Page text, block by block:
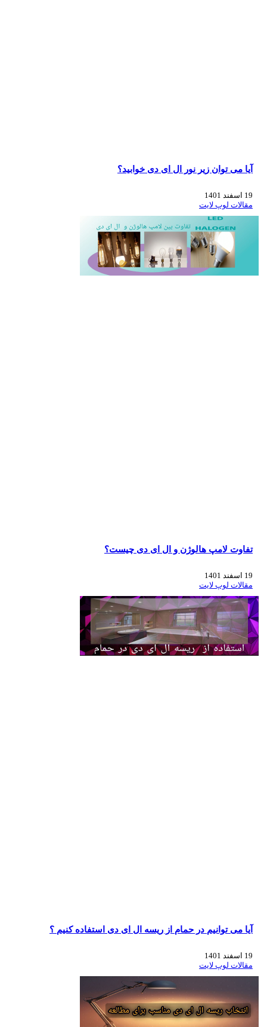
آیا می توان زیر نور ال ای دی خوابید؟
19 اسفند 1401
مقالات لوپ لایت
تفاوت لامپ هالوژن و ال ای دی چیست؟
19 اسفند 1401
مقالات لوپ لایت
آیا می توانیم در حمام از ریسه ال ای دی استفاده کنیم ؟
19 اسفند 1401
مقالات لوپ لایت